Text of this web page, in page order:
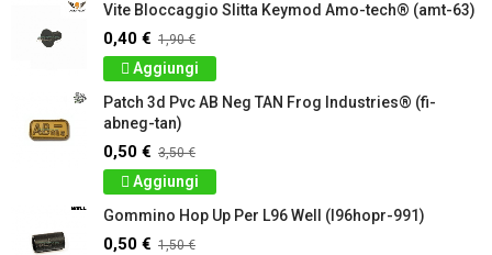
Vite Bloccaggio Slitta Keymod Amo-tech® (amt-63)
0,40 € 1,90 €
Aggiungi
Patch 3d Pvc AB Neg TAN Frog Industries® (fi-
abneg-tan)
0,50 € 3,50 €
Aggiungi
Gommino Hop Up Per L96 Well (l96hopr-991)
0,50 € 1,50 €